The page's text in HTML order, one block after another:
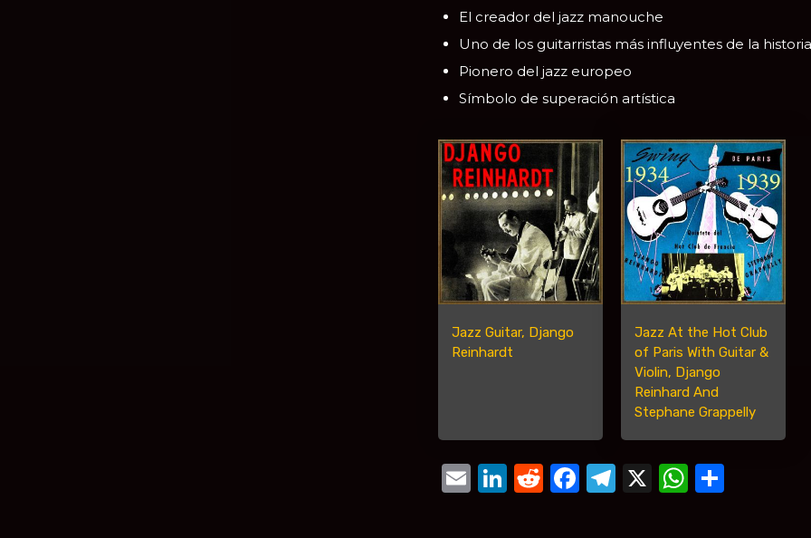
El creador del jazz manouche
Uno de los guitarristas más influyentes de la historia
Pionero del jazz europeo
Símbolo de superación artística
Jazz Guitar, Django
Reinhardt
Jazz At the Hot Club
of Paris With Guitar &
Violin, Django
Reinhard And
Stephane Grappelly
Email
LinkedIn
Reddit
Facebook
Telegram
X